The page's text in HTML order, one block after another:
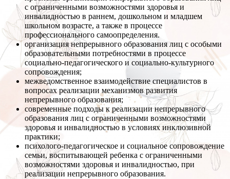
с ограниченными возможностями здоровья и
инвалидностью в раннем, дошкольном и младшем
школьном возрасте, а также в процессе
профессионального самоопределения.
организация непрерывного образования лиц с особыми
образовательными потребностями в процессе
социально-педагогического и социально-культурного
сопровождения;
межведомственное взаимодействие специалистов в
вопросах реализации механизмов развития
непрерывного образования;
современные подходы к реализации непрерывного
образования лиц с ограниченными возможностями
здоровья и инвалидностью в условиях инклюзивной
практики;
психолого-педагогическое и социальное сопровождение
семьи, воспитывающей ребенка с ограниченными
возможностями здоровья и инвалидностью, при
реализации непрерывного образования.